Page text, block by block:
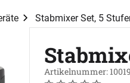
Stabmixer Set, 5
Artikelnummer: